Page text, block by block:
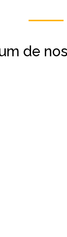
de